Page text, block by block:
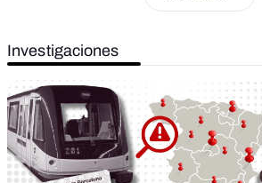
Investigaciones